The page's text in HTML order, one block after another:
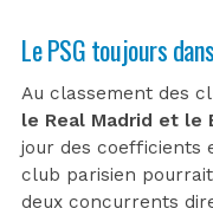
Le PSG toujours
Au classement des
le Real Madrid et le
jour des coefficients
club parisien
deux concurrents